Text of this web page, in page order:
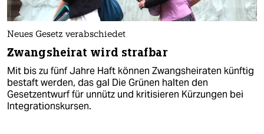
Neues Gesetz verabschiedet
Zwangsheirat wird strafbar
Mit bis zu fünf Jahre Haft können Zwangsheiraten künftig
bestaft werden, das gal Die Grünen halten den
Gesetzentwurf für unnütz und kritisieren Kürzungen bei
Integrationskursen.